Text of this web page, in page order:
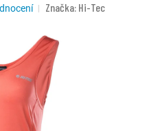
Značka: Hi-Tec